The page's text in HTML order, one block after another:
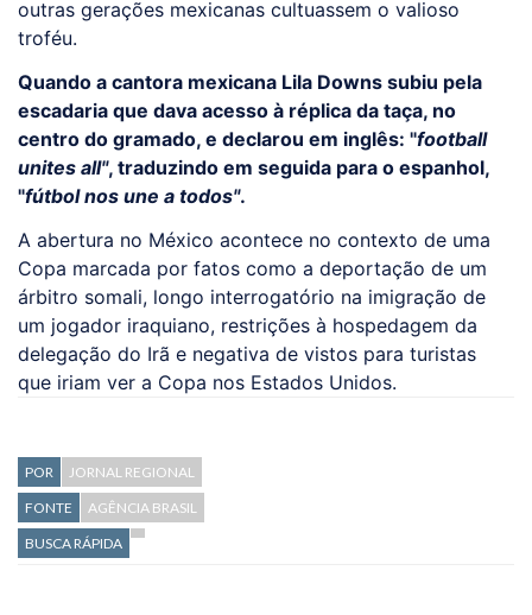
outras gerações mexicanas cultuassem o valioso
troféu.
Quando a cantora mexicana Lila Downs subiu pela
escadaria que dava acesso à réplica da taça, no
centro do gramado, e declarou em inglês: "football
unites all", traduzindo em seguida para o espanhol,
"fútbol nos une a todos".
A abertura no México acontece no contexto de uma
Copa marcada por fatos como a deportação de um
árbitro somali, longo interrogatório na imigração de
um jogador iraquiano, restrições à hospedagem da
delegação do Irã e negativa de vistos para turistas
que iriam ver a Copa nos Estados Unidos.
POR
JORNAL REGIONAL
FONTE
AGÊNCIA BRASIL
BUSCA RÁPIDA